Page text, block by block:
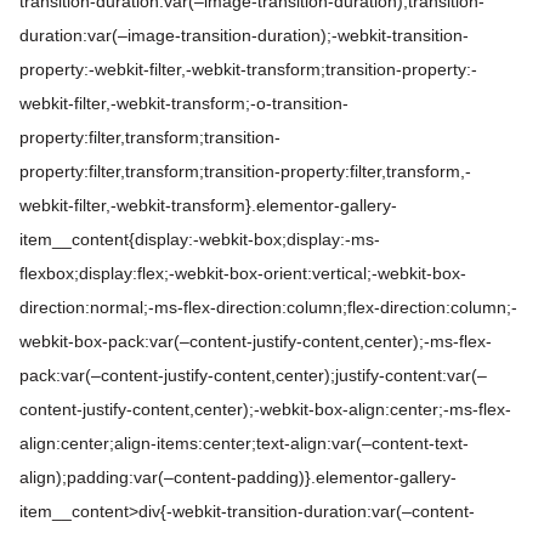
duration:var(–image-transition-duration);-webkit-transition-
property:-webkit-filter,-webkit-transform;transition-property:-
webkit-filter,-webkit-transform;-o-transition-
property:filter,transform;transition-
property:filter,transform;transition-property:filter,transform,-
webkit-filter,-webkit-transform}.elementor-gallery-
item__content{display:-webkit-box;display:-ms-
flexbox;display:flex;-webkit-box-orient:vertical;-webkit-box-
direction:normal;-ms-flex-direction:column;flex-direction:column;-
webkit-box-pack:var(–content-justify-content,center);-ms-flex-
pack:var(–content-justify-content,center);justify-content:var(–
content-justify-content,center);-webkit-box-align:center;-ms-flex-
align:center;align-items:center;text-align:var(–content-text-
align);padding:var(–content-padding)}.elementor-gallery-
item__content>div{-webkit-transition-duration:var(–content-